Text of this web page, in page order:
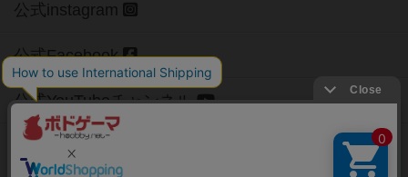
公式instagram
公式Facebook
公式YouTubeチャンネル